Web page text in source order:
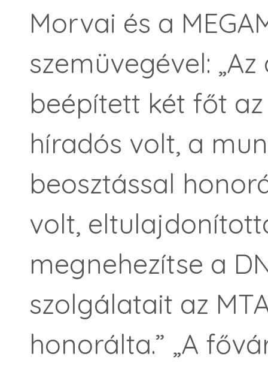
Morvai és a
szemüvegével:
beépített két főt
híradós volt, a
beosztással
volt,
megnehezítse a
szolgálatait az
honorálta.” „A